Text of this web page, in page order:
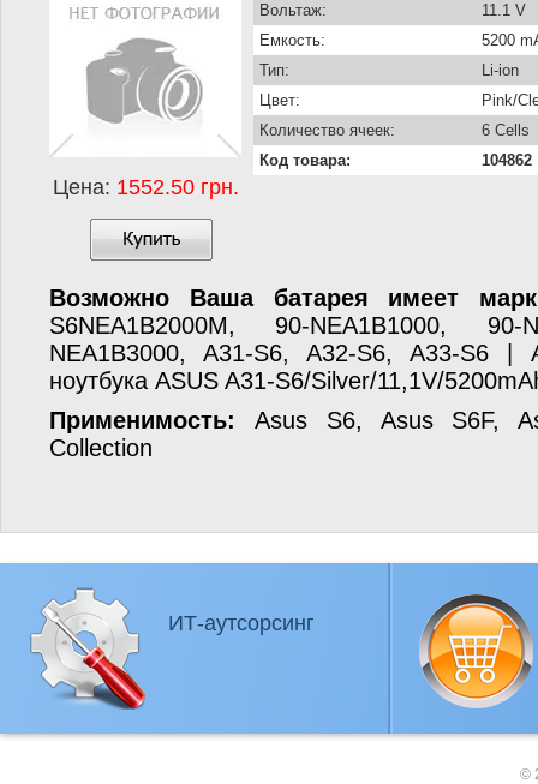
Цена: 1552.50 грн.
Вольтаж:
11.1 V
Емкость:
5200
Тип:
Li-ion
Цвет:
Pink/
Количество ячеек:
6 Cells
Код товара:
104862
Возможно Ваша батарея имеет
S6NEA1B2000M, 90-NEA1B1000, 90-
NEA1B3000, A31-S6, A32-S6, A33-S6 |
ноутбука ASUS A31-S6/Silver/11,1V/
Применимость: Asus S6, Asus S6F,
Collection
ИТ-аутсорсинг
©